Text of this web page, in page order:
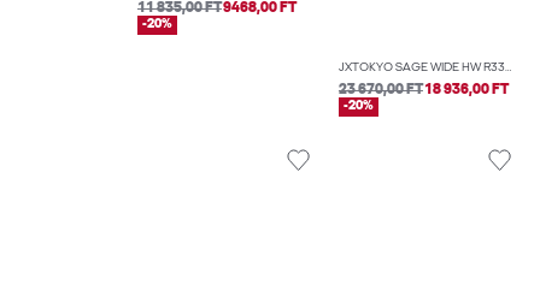
11 835,00 FT9468,00 FT
-20%
JXTOKYO SAGE WIDE HW R336 DNM
23 670,00 FT18 936,00 FT
-20%